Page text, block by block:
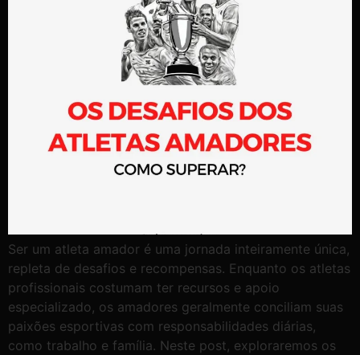
Ser um atleta amador é uma jornada inteiramente única,
repleta de desafios e recompensas. Enquanto os atletas
profissionais costumam ter recursos e apoio
especializado, os amadores geralmente conciliam suas
paixões esportivas com responsabilidades diárias,
como trabalho e família. Neste post, exploraremos os